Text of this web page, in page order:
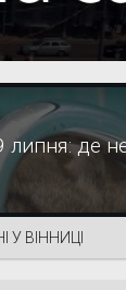
липня: де
У ВІННИЦІ